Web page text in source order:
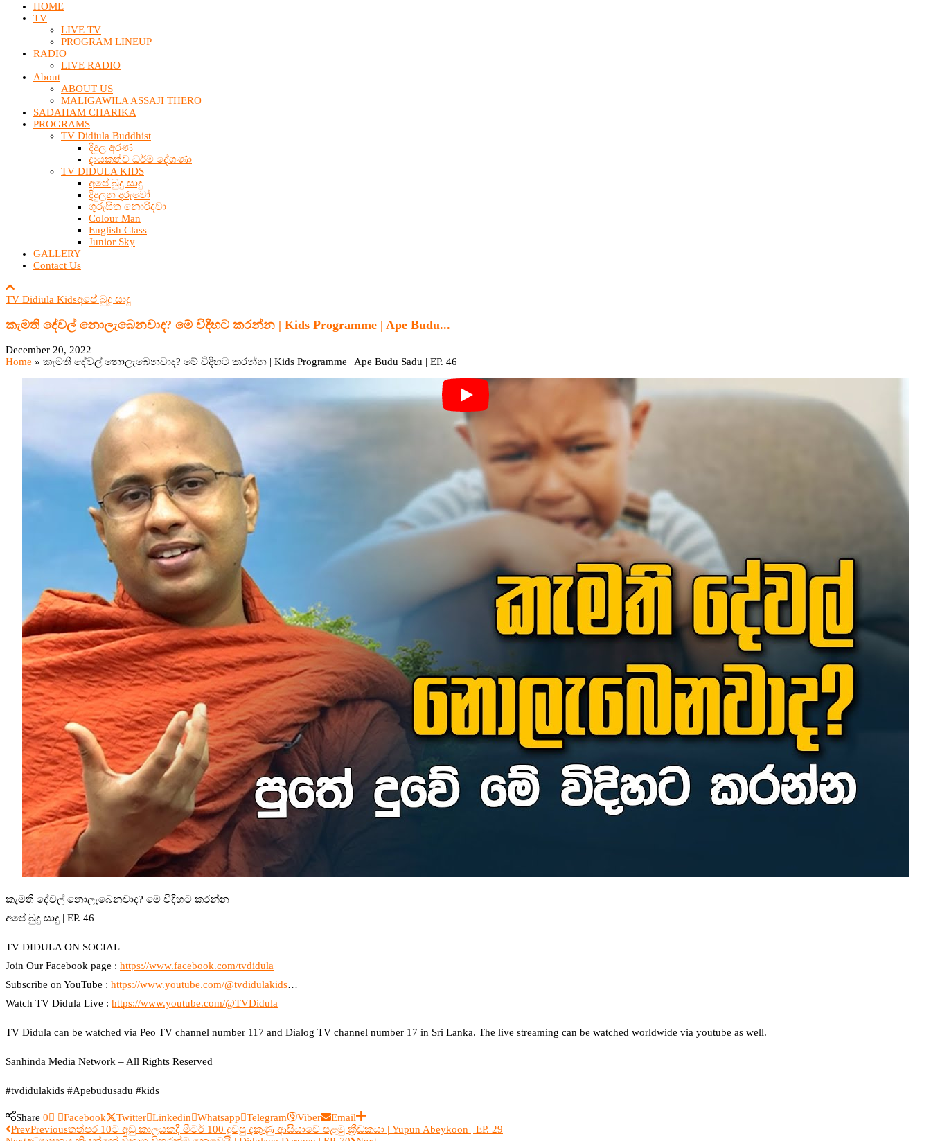
HOME
TV
LIVE TV
PROGRAM LINEUP
RADIO
LIVE RADIO
About
ABOUT US
MALIGAWILA ASSAJI THERO
SADAHAM CHARIKA
PROGRAMS
TV Didiula Buddhist
දිදුල අරණ
දායකත්ව ධර්ම දේශණා
TV DIDULA KIDS
අපේ බුදු සාදු
දිදුලන දරුවෝ
ගුරුසිත නොරිදවා
Colour Man
English Class
Junior Sky
GALLERY
Contact Us
TV Didiula Kidsඅපේ බුදු සාදු
කැමති දේවල් නොලැබෙනවාද? මේ විදිහට කරන්න | Kids Programme | Ape Budu...
December 20, 2022
Home » කැමති දේවල් නොලැබෙනවාද? මේ විදිහට කරන්න | Kids Programme | Ape Budu Sadu | EP. 46
කැමති දේවල් නොලැබෙනවාද? මේ විදිහට කරන්න
අපේ බුදු සාදු | EP. 46
TV DIDULA ON SOCIAL
Join Our Facebook page : https://www.facebook.com/tvdidula
Subscribe on YouTube : https://www.youtube.com/@tvdidulakids…
Watch TV Didula Live : https://www.youtube.com/@TVDidula
TV Didula can be watched via Peo TV channel number 117 and Dialog TV channel number 17 in Sri Lanka. The live streaming can be watched worldwide via youtube as well.
Sanhinda Media Network – All Rights Reserved
#tvdidulakids #Apebudusadu #kids
Share 0 Facebook Twitter Linkedin Whatsapp Telegram Viber
Email
PrevPreviousතත්පර 10ට අඩු කාලයකදී මීටර් 100 දුවපු දකුණු ආසියාවේ පළමු ක්‍රීඩකයා | Yupun Abeykoon | EP. 29